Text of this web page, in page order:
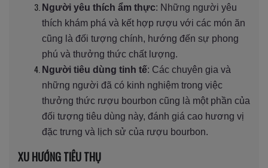
Người yêu thích ẩm thực: Những người yêu
thích khám phá và kết hợp rượu với các món ăn
cũng là đối tượng chính, hướng đến sự phong
phú và thưởng thức chất lượng.
Người tiêu dùng tinh tế: Các chuyên gia và
những người đã có kinh nghiệm trong việc
thưởng thức rượu bourbon cũng là một phần của
đối tượng tiêu dùng này, đánh giá cao hương vị
đặc trưng và lịch sử của rượu bourbon.
XU HƯỚNG TIÊU THỤ